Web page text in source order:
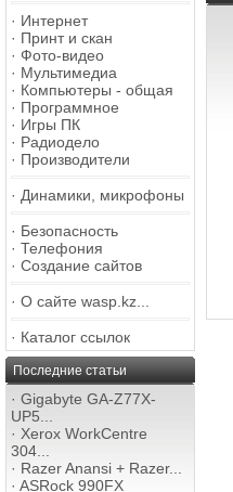
· Интернет
· Принт и скан
· Фото-видео
· Мультимедиа
· Компьютеры - общая
· Программное
· Игры ПК
· Радиодело
· Производители
· Динамики, микрофоны
· Безопасность
· Телефония
· Создание сайтов
· О сайте wasp.kz...
· Каталог ссылок
Последние статьи
· Gigabyte GA-Z77X-
UP5...
· Xerox WorkCentre
304...
· Razer Anansi + Razer...
· ASRock 990FX